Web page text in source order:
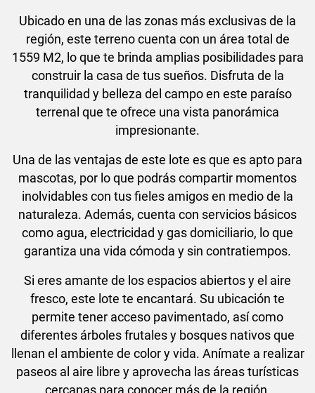
Ubicado en una de las zonas más exclusivas de la
región, este terreno cuenta con un área total de
1559 M2, lo que te brinda amplias posibilidades para
construir la casa de tus sueños. Disfruta de la
tranquilidad y belleza del campo en este paraíso
terrenal que te ofrece una vista panorámica
impresionante.
Una de las ventajas de este lote es que es apto para
mascotas, por lo que podrás compartir momentos
inolvidables con tus fieles amigos en medio de la
naturaleza. Además, cuenta con servicios básicos
como agua, electricidad y gas domiciliario, lo que
garantiza una vida cómoda y sin contratiempos.
Si eres amante de los espacios abiertos y el aire
fresco, este lote te encantará. Su ubicación te
permite tener acceso pavimentado, así como
diferentes árboles frutales y bosques nativos que
llenan el ambiente de color y vida. Anímate a realizar
paseos al aire libre y aprovecha las áreas turísticas
cercanas para conocer más de la región.